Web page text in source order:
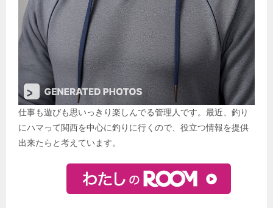
仕事も遊びも思いっきり楽しんでる管理人です。最近、釣り
にハマって関西を中心に釣りに行くので、役立つ情報を提供
出来たらと考えています。